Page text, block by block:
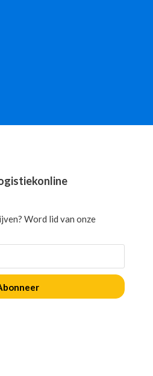
Word lid van onze